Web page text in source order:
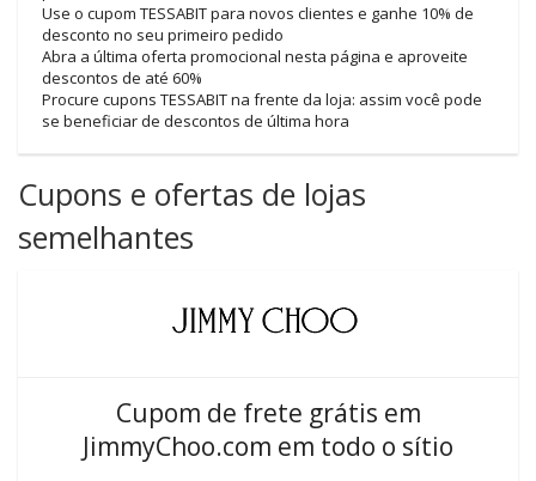
Use o cupom TESSABIT para novos clientes e ganhe 10% de
desconto no seu primeiro pedido
Abra a última oferta promocional nesta página e aproveite
descontos de até 60%
Procure cupons TESSABIT na frente da loja: assim você pode
se beneficiar de descontos de última hora
Cupons e ofertas de lojas
semelhantes
Cupom de frete grátis em
JimmyChoo.com em todo o sítio